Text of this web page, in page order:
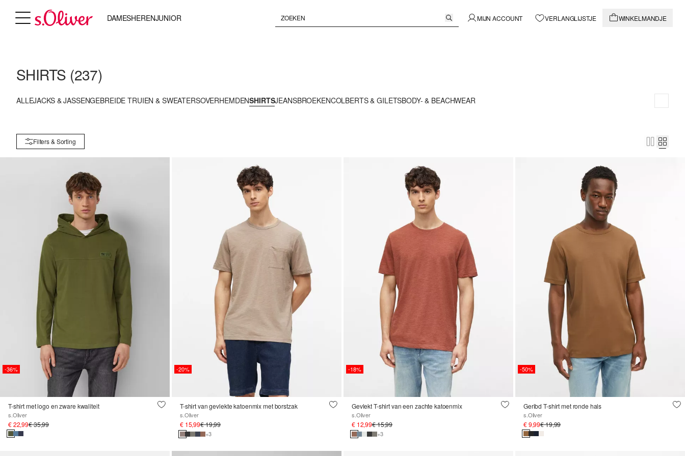
DAMESHERENJUNIOR MIJN ACCOUNT VERLANGLIJSTJE WINKELMANDJE
SHIRTS (237)
ALLEJACKS & JASSENGEBREIDE TRUIEN & SWEATERSOVERHEMDENSHIRTSJEANSBROEKENCOLBERTS & GILETSBODY- & BEACHWEAR
Filters & Sorting
-36%
T-shirt met logo en zware kwaliteit
s.Oliver
€ 22,99€ 35,99
-20%
T-shirt van gevlekte katoenmix met borstzak
s.Oliver
€ 15,99€ 19,99
+3
-18%
Gevlekt T-shirt van een zachte katoenmix
s.Oliver
€ 12,99€ 15,99
+3
-50%
Geribd T-shirt met ronde hals
s.Oliver
€ 9,99€ 19,99